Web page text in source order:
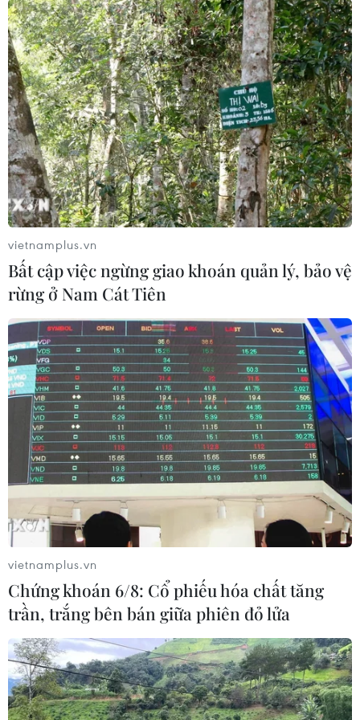
Thổ Nhĩ Kỳ từ lâu đã cáo buộc các quốc gia Bắc
Âu, đặc biệt là Thụy Điển - nơi có một lượng lớn
người Thổ Nhĩ Kỳ nhập cư, “chứa chấp” các lực
lượng người Kurd cực đoan cũng như những
người ủng hộ giáo sỹ Fethullah Gulen đang sống
lưu vong ở Mỹ./.
(TTXVN/Vietnam+)
#Tổng thống Nga #Vladimir Putin
#Gia nhập NATO
#Xung đột ở Ukraine
#Fethullah Gulen
Nga
Phần Lan
Thụy Điển
Theo dõi VietnamPlus
vietnamplus.vn
Bất cập việc ngừng giao khoán quản lý, bảo vệ
rừng ở Nam Cát Tiên
vietnamplus.vn
Chứng khoán 6/8: Cổ phiếu hóa chất tăng
trần, trắng bên bán giữa phiên đỏ lửa